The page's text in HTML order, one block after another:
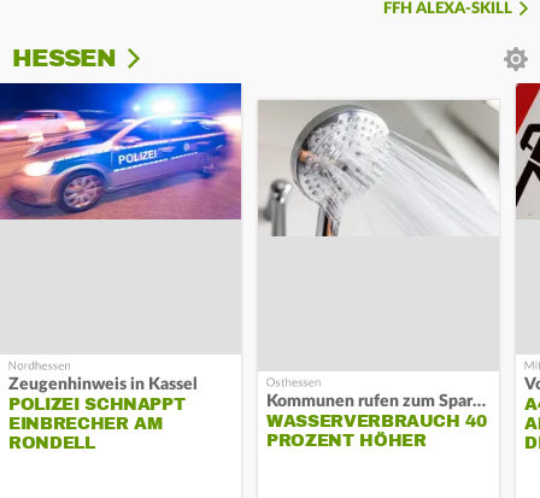
FFH ALEXA-SKILL
HESSEN
Zeugenhinweis in Kassel
POLIZEI SCHNAPPT
EINBRECHER AM
RONDELL
Kommunen rufen zum Sparen auf
WASSERVERBRAUCH 40
PROZENT HÖHER